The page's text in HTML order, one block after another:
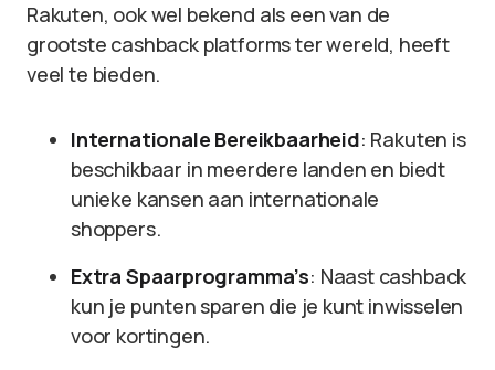
Rakuten, ook wel bekend als een van de
grootste cashback platforms ter wereld, heeft
veel te bieden.
Internationale Bereikbaarheid: Rakuten is
beschikbaar in meerdere landen en biedt
unieke kansen aan internationale
shoppers.
Extra Spaarprogramma’s: Naast cashback
kun je punten sparen die je kunt inwisselen
voor kortingen.